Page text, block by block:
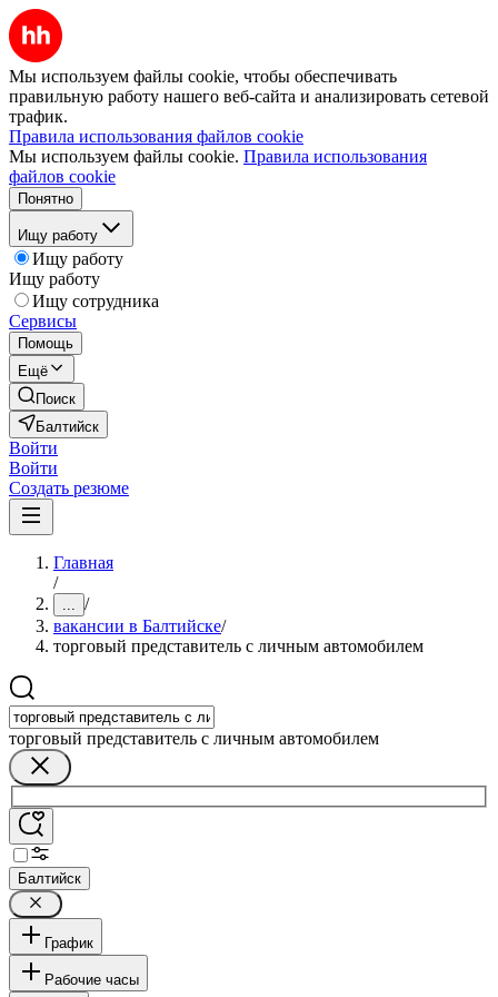
Мы используем файлы cookie, чтобы обеспечивать
правильную работу нашего веб-сайта и анализировать сетевой
трафик.
Правила использования файлов cookie
Мы используем файлы cookie. Правила использования
файлов cookie
Понятно
Ищу работу
Ищу работу
Ищу работу
Ищу сотрудника
Сервисы
Помощь
Ещё
Поиск
Балтийск
Войти
Войти
Создать резюме
Главная
/
... /
вакансии в Балтийске/
торговый представитель с личным автомобилем
торговый представитель с личным автомобилем
Балтийск
График
Рабочие часы